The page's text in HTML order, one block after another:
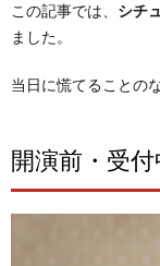
この記事では、 シチ
ました。
当日に慌てることの
開演前・受付